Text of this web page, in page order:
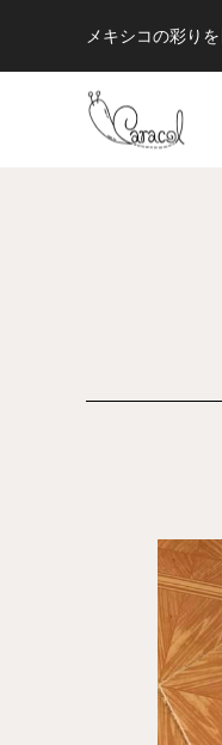
メキシコの彩り